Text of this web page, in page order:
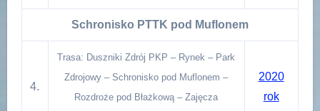
Schronisko PTTK pod Muflonem
4.
Trasa: Duszniki Zdrój PKP – Rynek – Park
Zdrojowy – Schronisko pod Muflonem –
Rozdroże pod Błażkową – Zajęcza
2020
rok